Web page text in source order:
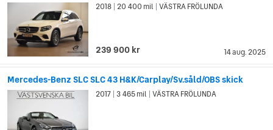
14 aug. 2025
2018 20 400 mil VÄSTRA FRÖLUNDA
239 900 kr
Mercedes-Benz SLC SLC 43 H&K/Carplay/Sv.såld/OBS skick
2017 3 465 mil VÄSTRA FRÖLUNDA